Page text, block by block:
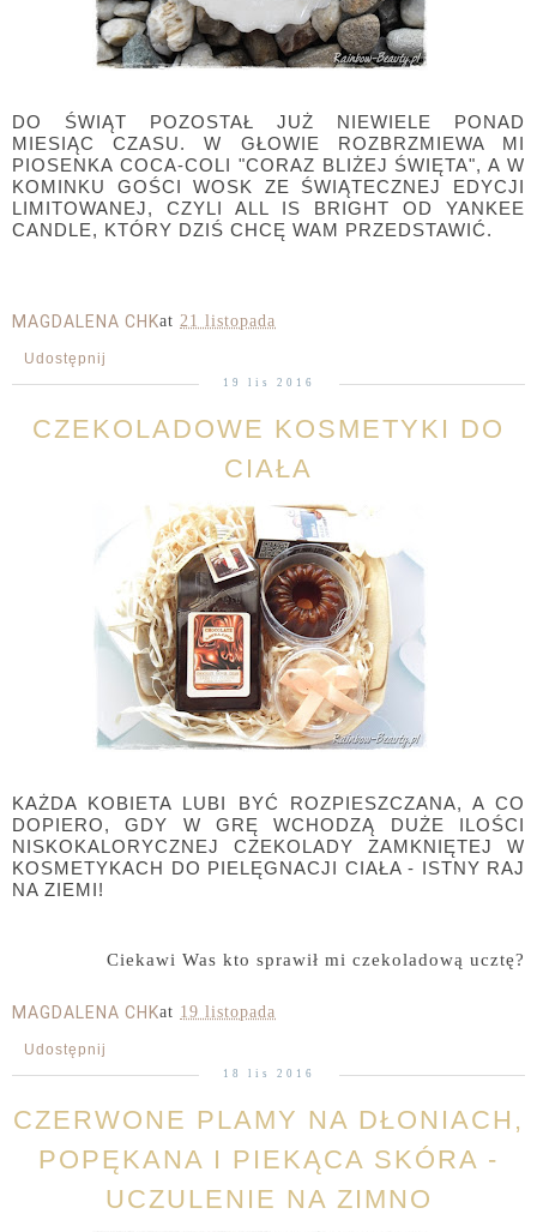
DO ŚWIĄT POZOSTAŁ JUŻ NIEWIELE PONAD
MIESIĄC CZASU. W GŁOWIE ROZBRZMIEWA MI
PIOSENKA COCA-COLI "CORAZ BLIŻEJ ŚWIĘTA", A W
KOMINKU GOŚCI WOSK ZE ŚWIĄTECZNEJ EDYCJI
LIMITOWANEJ, CZYLI ALL IS BRIGHT OD YANKEE
CANDLE, KTÓRY DZIŚ CHCĘ WAM PRZEDSTAWIĆ.
MAGDALENA CHKat 21 listopada
Udostępnij
19 lis 2016
CZEKOLADOWE KOSMETYKI DO
CIAŁA
KAŻDA KOBIETA LUBI BYĆ ROZPIESZCZANA, A CO
DOPIERO, GDY W GRĘ WCHODZĄ DUŻE ILOŚCI
NISKOKALORYCZNEJ CZEKOLADY ZAMKNIĘTEJ W
KOSMETYKACH DO PIELĘGNACJI CIAŁA - ISTNY RAJ
NA ZIEMI!
Ciekawi Was kto sprawił mi czekoladową ucztę?
MAGDALENA CHKat 19 listopada
Udostępnij
18 lis 2016
CZERWONE PLAMY NA DŁONIACH,
POPĘKANA I PIEKĄCA SKÓRA -
UCZULENIE NA ZIMNO